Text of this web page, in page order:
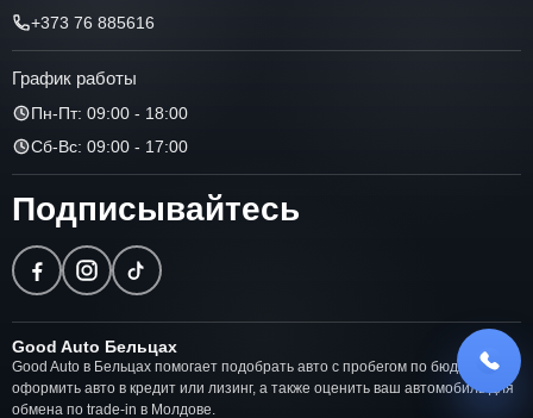
+373 76 885616
График работы
Пн-Пт: 09:00 - 18:00
Сб-Вс: 09:00 - 17:00
Подписывайтесь
Good Auto Бельцах
Good Auto в Бельцах помогает подобрать авто с пробегом по бюджету,
оформить авто в кредит или лизинг, а также оценить ваш автомобиль для
обмена по trade-in в Молдове.